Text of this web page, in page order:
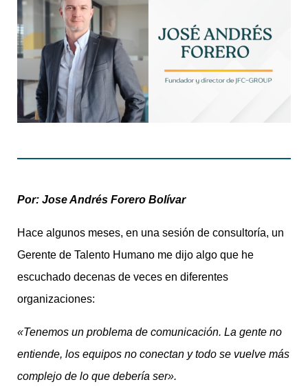
Por: Jose Andrés Forero Bolívar
Hace algunos meses, en una sesión de consultoría, un
Gerente de Talento Humano me dijo algo que he
escuchado decenas de veces en diferentes
organizaciones:
«Tenemos un problema de comunicación. La gente no
entiende, los equipos no conectan y todo se vuelve más
complejo de lo que debería ser».